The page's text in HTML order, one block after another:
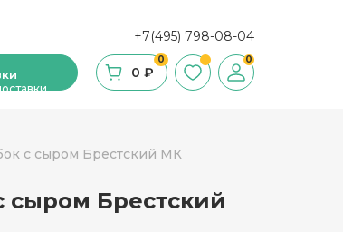
+7(495) 798-08-04
0
0 ₽
0
с сыром Брестский МК
сыром Брестский
мюсли